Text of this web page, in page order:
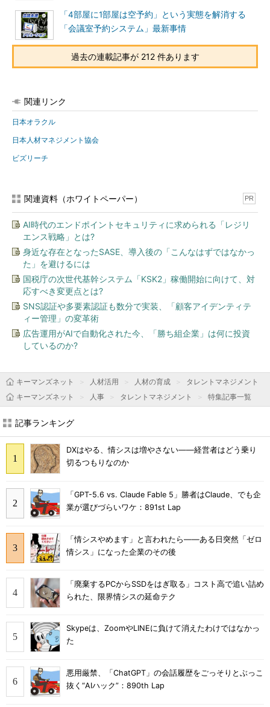
「4部屋に1部屋は空予約」という実態を解消する
「会議室予約システム」最新事情
過去の連載記事が 212 件あります
関連リンク
日本オラクル
日本人材マネジメント協会
ビズリーチ
関連資料（ホワイトペーパー） PR
AI時代のエンドポイントセキュリティに求められる「レジリ
エンス戦略」とは?
身近な存在となったSASE、導入後の「こんなはずではなかっ
た」を避けるには
国税庁の次世代基幹システム「KSK2」稼働開始に向けて、対
応すべき変更点とは?
SNS認証や多要素認証も数分で実装、「顧客アイデンティテ
ィー管理」の変革術
広告運用がAIで自動化された今、「勝ち組企業」は何に投資
しているのか?
キーマンズネット 人材活用 人材の育成
タレントマネジメント
キーマンズネット
人事 タレントマネジメント 特集記事一覧
記事ランキング
DXはやる、情シスは増やさない――経営者はどう乗り
切るつもりなのか
「GPT-5.6 vs. Claude Fable 5」勝者はClaude、でも企
業が選びづらいワケ：891st Lap
「情シスやめます」と言われたら――ある日突然「ゼロ
情シス」になった企業のその後
「廃棄するPCからSSDをはぎ取る」コスト高で追い詰め
られた、限界情シスの延命テク
Skypeは、ZoomやLINEに負けて消えたわけではなかっ
た
悪用厳禁、「ChatGPT」の会話履歴をごっそりとぶっこ
抜く“AIハック”：890th Lap